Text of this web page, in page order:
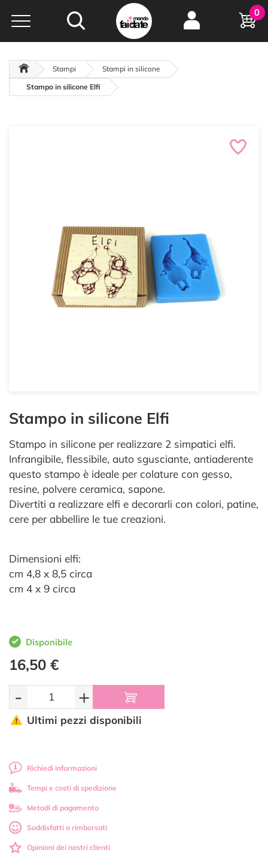
Hobby e
creatività...
oltre 15 anni online
0
Stampi
Stampi in silicone
Stampo in silicone Elfi
Stampo in silicone Elfi
Stampo in silicone per realizzare 2 simpatici elfi.
Infrangibile, flessibile, auto sgusciante, antiaderente
questo stampo è ideale per colature con gesso,
resine, polvere ceramica, sapone.
Divertiti a realizzare elfi e decorarli con colori, patine,
cere per abbellire le tue creazioni.
Dimensioni elfi:
cm 4,8 x 8,5 circa
cm 4 x 9 circa
Disponibile
16,50 €
- +
Ultimi pezzi disponibili
Richiedi informazioni
Tempi e costi di spedizione
Metodi di pagamento
Soddisfatti o rimborsati
Opinioni dei nostri clienti